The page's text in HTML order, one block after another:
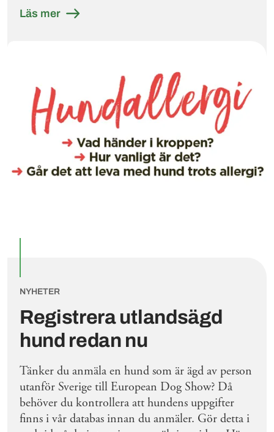
Läs mer
Registrera utlandsägd
hund redan nu
NYHETER
Tänker du anmäla en hund som är ägd av person
utanför Sverige till European Dog Show? Då
behöver du kontrollera att hundens uppgifter
finns i vår databas innan du anmäler. Gör detta i